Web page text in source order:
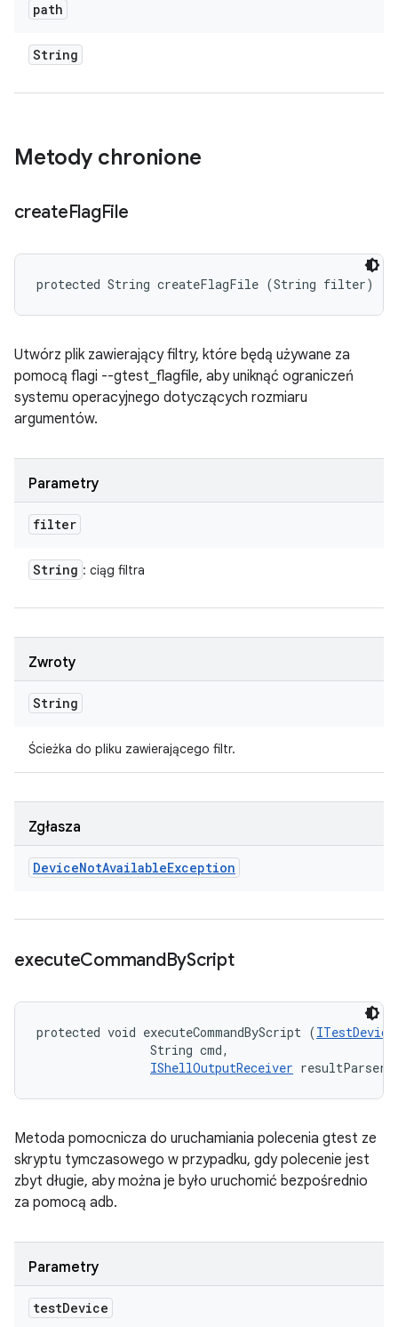
path
String
Metody chronione
createFlagFile
protected String createFlagFile (String filter)
Utwórz plik zawierający filtry, które będą używane za
pomocą flagi --gtest_flagfile, aby uniknąć ograniczeń
systemu operacyjnego dotyczących rozmiaru
argumentów.
Parametry
filter
String : ciąg filtra
Zwroty
String
Ścieżka do pliku zawierającego filtr.
Zgłasza
DeviceNotAvailableException
executeCommandByScript
protected void executeCommandByScript (ITestDevice
                String cmd,
IShellOutputReceiver resultParser)
Metoda pomocnicza do uruchamiania polecenia gtest ze
skryptu tymczasowego w przypadku, gdy polecenie jest
zbyt długie, aby można je było uruchomić bezpośrednio
za pomocą adb.
Parametry
testDevice